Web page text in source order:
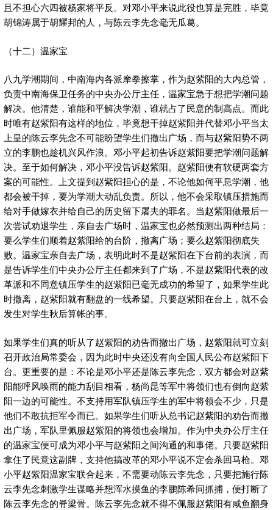
且不担心六四被杨家将平反。对邓小平来说此役也算是完胜，毕竟
胡锦涛属于胡耀邦的人，与陈云李先念毫无瓜葛。
（十二）温家宝
八九学潮期间，中南海内各派摩拳擦掌，作为赵紫阳的大内总管，
负责中南海保卫任务的中央办公厅主任，温家宝急于想把学潮问题
解决。他清楚，谁能和平解决学潮，谁就占了民意的制高点。而此
时唯有赵紫阳有这样的地位，毕竟想干掉赵紫阳并代替邓小平当太
上皇的陈云李先念不可能盼望学生们撤出广场，而与赵紫阳势不两
立的李鹏也趁机兴风作浪。邓小平起初告诉赵紫阳要把学潮问题解
决。至于如何解决，邓小平没告诉赵紫阳。赵紫阳便有软硬两套方
案的可能性。上文提到赵紫阳担心的是，不论他如何平息学潮，他
都会被干掉，要为学潮大动乱负责。所以，他不会采取镇压措施而
给对手做嫁衣并给自己的历史留下屠夫的罪名。当赵紫阳做最后一
次尝试劝退学生，亲自去广场时，温家宝也必然预测出两种结局：
要么学生们顺着赵紫阳给的台阶，撤离广场；要么赵紫阳彻底失
败。温家宝亲自去广场，表明此时不是赵紫阳在下台前的表演，而
是告诉学生们中央办公厅主任都来到了广场，不是赵紫阳代表的改
革派和不同意镇压学生的赵紫阳已毫无成功的希望了，如果学生此
时撤离，赵紫阳就有翻盘的一线希望。只要赵紫阳在台上，就不会
发生对学生秋后算帐的事。
如果学生们真的听从了赵紫阳的劝告而撤出广场，赵紫阳就可立刻
召开政治局常委会，因为此时中央还没有向全国人民公布赵紫阳下
台。更重要的是：不论是邓小平还是陈云李先念，双方都会对赵紫
阳能呼风唤雨的能力刮目相看，杨尚昆等军中将领们也有倒向赵紫
阳一边的可能性。不支持用军队镇压学生的军中将领会不少，只是
他们不敢抗拒军令而已。如果学生们听从总书记赵紫阳的劝告而撤
出广场，军队里佩服赵紫阳的将领也会增加。作为中央办公厅主任
的温家宝便可成为邓小平与赵紫阳之间沟通的和事佬。只要赵紫阳
拿住了民意这副牌，支持他搞改革的邓小平说不定会杀回马枪。邓
小平赵紫阳温家宝联合起来，不需要动陈云李先念，只要把施行陈
云李先念刺激学生谋略并想浑水摸鱼的李鹏陈希同抓捕，便打断了
陈云李先念的脊梁骨。陈云李先念就不得不佩服赵紫阳有咸鱼翻身